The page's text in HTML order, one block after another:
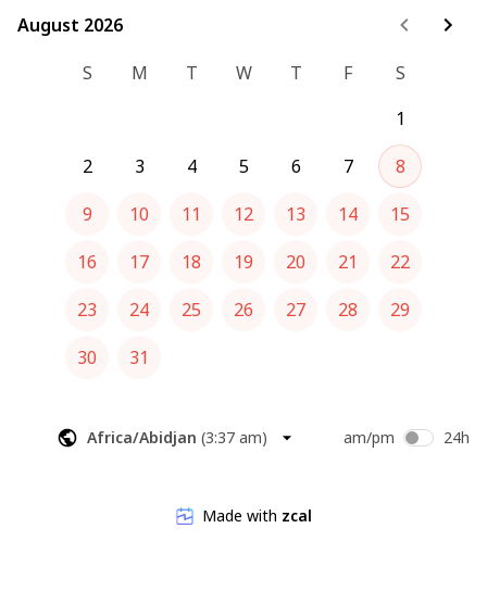
August 2026
August 2026
S
M T W T F
S
1
2
3 4 5 6 7
8
9
10 11 12 13 14
15
16
17 18 19 20 21
22
23
24 25 26 27 28
29
30
31
Africa/Abidjan (3:37 am) am/pm 24h
Made with zcal